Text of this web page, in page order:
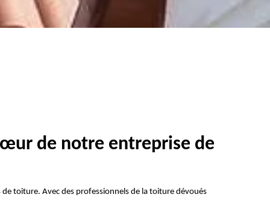
de notre entreprise de
toiture. Avec des professionnels de la toiture dévoués